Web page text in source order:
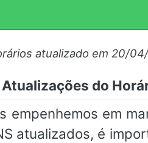
atualizado em 20/
Atualizações do
empenhemos em
atualizados, é